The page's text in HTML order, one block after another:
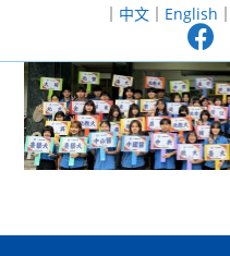
至
｜ 中文｜ English ｜